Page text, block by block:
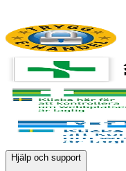
Hjälp och support